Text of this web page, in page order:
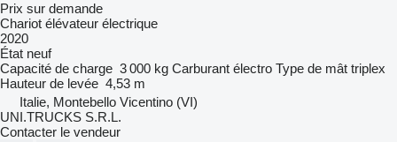
Prix sur demande
Chariot élévateur électrique
2020
État neuf
Capacité de charge 3 000 kg Carburant électro Type de mât triplex
Hauteur de levée 4,53 m
Italie, Montebello Vicentino (VI)
UNI.TRUCKS S.R.L.
Contacter le vendeur